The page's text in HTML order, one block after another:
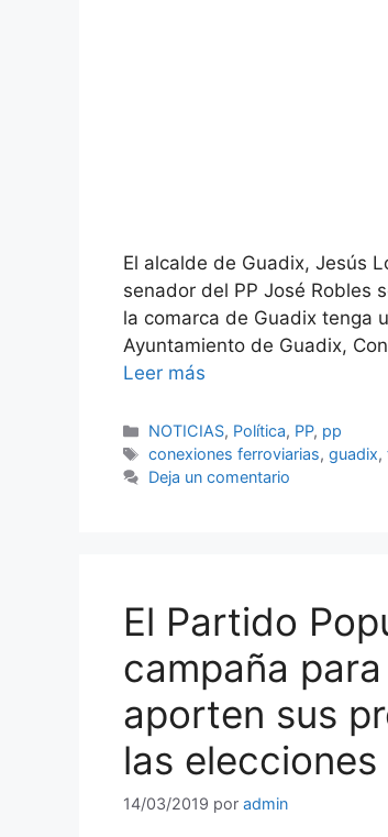
El alcalde de Guadix, Jesús
senador del PP José Robles
la comarca de Guadix tenga
Ayuntamiento de Guadix,
Leer más
Categorías
NOTICIAS, Política, PP, pp
Etiquetas
conexiones ferroviarias,guadix,
Deja un comentario
El Partido
campaña
aporten sus
las
14/03/2019 por admin